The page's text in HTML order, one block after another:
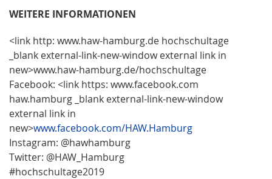
WEITERE INFORMATIONEN
<link http: www.haw-hamburg.de hochschultage
_blank external-link-new-window external link in
new>www.haw-hamburg.de/hochschultage
Facebook: <link https: www.facebook.com
haw.hamburg _blank external-link-new-window
external link in
new>www.facebook.com/HAW.Hamburg
Instagram: @hawhamburg
Twitter: @HAW_Hamburg
#hochschultage2019